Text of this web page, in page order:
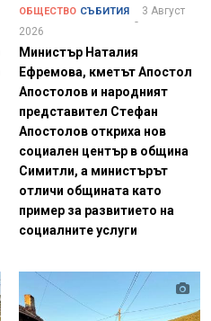
ОБЩЕСТВО СЪБИТИЯ
3 Август
2026
Министър Наталия
Ефремова, кметът Апостол
Апостолов и народният
представител Стефан
Апостолов откриха нов
социален център в община
Симитли, а министърът
отличи общината като
пример за развитието на
социалните услуги